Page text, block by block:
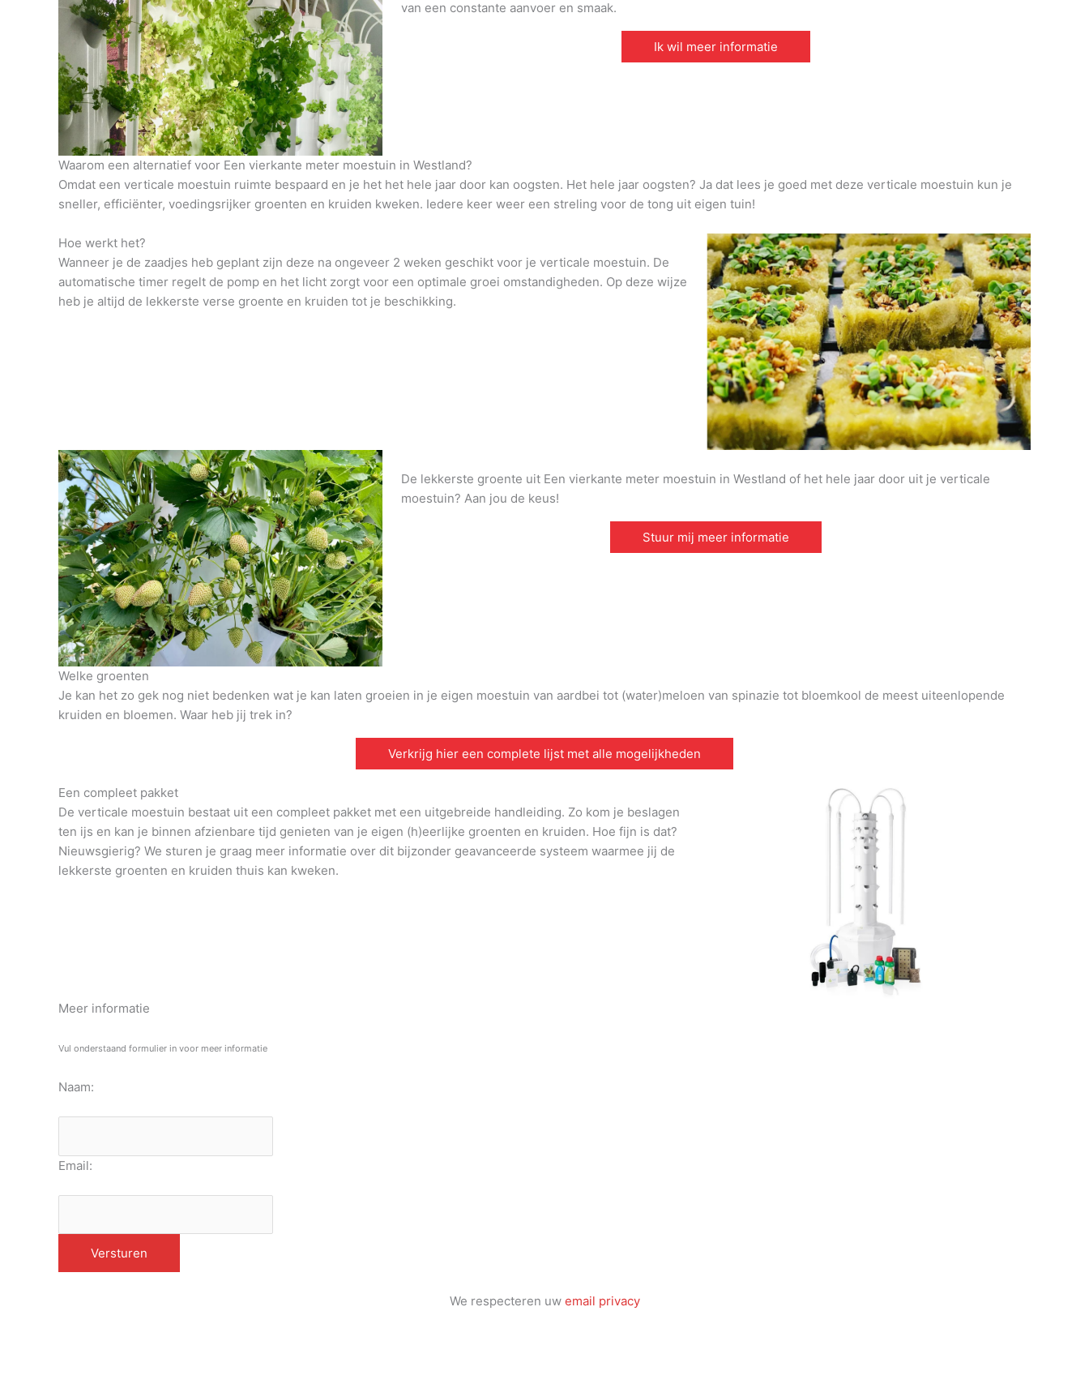
van een constante aanvoer en smaak.
Ik wil meer informatie
Waarom een alternatief voor Een vierkante meter moestuin in Westland?
Omdat een verticale moestuin ruimte bespaard en je het het hele jaar door kan oogsten. Het hele jaar oogsten? Ja dat lees je goed met deze verticale moestuin kun je
sneller, efficiënter, voedingsrijker groenten en kruiden kweken. Iedere keer weer een streling voor de tong uit eigen tuin!
Hoe werkt het?
Wanneer je de zaadjes heb geplant zijn deze na ongeveer 2 weken geschikt voor je verticale moestuin. De
automatische timer regelt de pomp en het licht zorgt voor een optimale groei omstandigheden. Op deze wijze
heb je altijd de lekkerste verse groente en kruiden tot je beschikking.
De lekkerste groente uit Een vierkante meter moestuin in Westland of het hele jaar door uit je verticale
moestuin? Aan jou de keus!
Stuur mij meer informatie
Welke groenten
Je kan het zo gek nog niet bedenken wat je kan laten groeien in je eigen moestuin van aardbei tot (water)meloen van spinazie tot bloemkool de meest uiteenlopende
kruiden en bloemen. Waar heb jij trek in?
Verkrijg hier een complete lijst met alle mogelijkheden
Een compleet pakket
De verticale moestuin bestaat uit een compleet pakket met een uitgebreide handleiding. Zo kom je beslagen
ten ijs en kan je binnen afzienbare tijd genieten van je eigen (h)eerlijke groenten en kruiden. Hoe fijn is dat?
Nieuwsgierig? We sturen je graag meer informatie over dit bijzonder geavanceerde systeem waarmee jij de
lekkerste groenten en kruiden thuis kan kweken.
Meer informatie
Vul onderstaand formulier in voor meer informatie
Naam:
Email:
We respecteren uw email privacy